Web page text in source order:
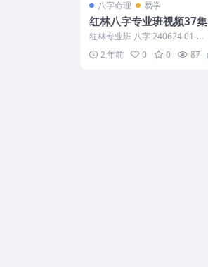
八字命理 易学
红林八字专业班视频37集
红林专业班 八字 240624 01-乾
坤.mp4 02-阴阳与宫位系统.mp
4... 2 年前 0 0 87